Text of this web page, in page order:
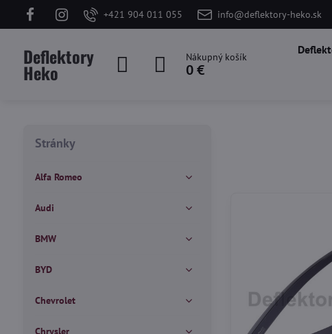
+421 904 011 055 info@deflektory-heko.sk
Deflektory
Heko
Nákupný košík
0 €
Stránky
Alfa Romeo
Audi
BMW
BYD
Chevrolet
Chrysler